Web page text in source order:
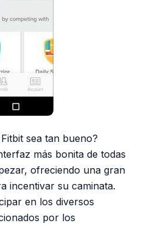
sea tan bueno?
más bonita de todas
ofreciendo una gran
incentivar su caminata.
en los diversos
por los